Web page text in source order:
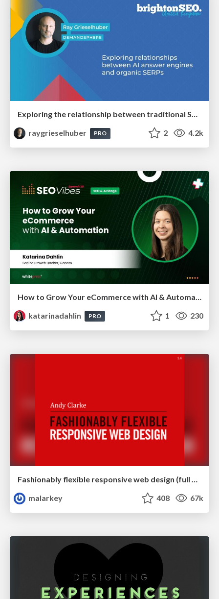
Exploring the relationship between traditional SERPs and Gen AI search
raygrieselhuber
PRO 2 4.2k
How to Grow Your eCommerce with AI & Automation
katarinadahlin
PRO 1 230
Fashionably flexible responsive web design (full day workshop)
malarkey
408 67k